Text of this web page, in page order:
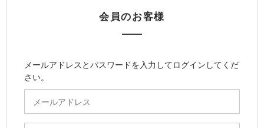
会員のお客様
メールアドレスとパスワードを入力してログインしてくだ
さい。